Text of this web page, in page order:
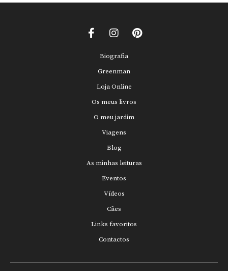
Biografia
Greenman
Loja Online
Os meus livros
O meu jardim
Viagens
Blog
As minhas leituras
Eventos
Vídeos
Cães
Links favoritos
Contactos